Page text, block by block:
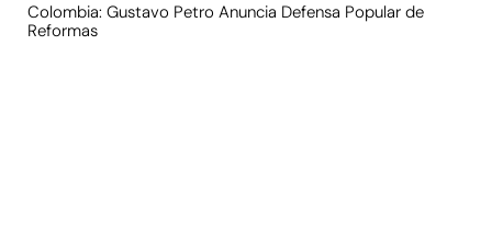
Colombia: Gustavo Petro Anuncia Defensa Popular de
Reformas